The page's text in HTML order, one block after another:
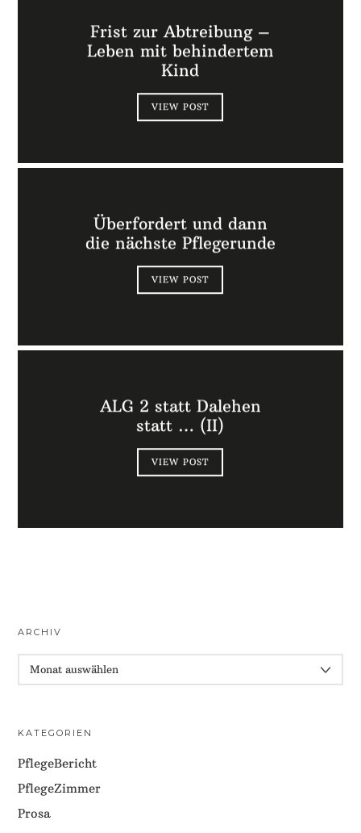
Frist zur Abtreibung –
Leben mit behindertem
Kind
VIEW POST
Überfordert und dann
die nächste Pflegerunde
VIEW POST
ALG 2 statt Dalehen
statt … (II)
VIEW POST
ARCHIV
KATEGORIEN
PflegeBericht
PflegeZimmer
Prosa